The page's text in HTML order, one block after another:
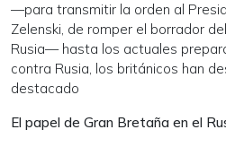
—para transmitir la orden al
Zelenski, de romper el borrador
Rusia— hasta los actuales
contra Rusia, los británicos han
destacado
El papel de Gran Bretaña en el